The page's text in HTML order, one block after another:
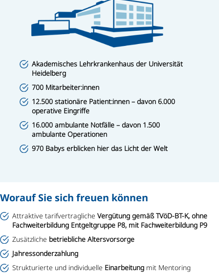
Akademisches Lehrkrankenhaus der Universität
Heidelberg
700 Mitarbeiter:innen
12.500 stationäre Patient:innen – davon 6.000
operative Eingriffe
16.000 ambulante Notfälle – davon 1.500
ambulante Operationen
970 Babys erblicken hier das Licht der Welt
Worauf Sie sich freuen können
Attraktive tarifvertragliche Vergütung gemäß TVöD-BT-K, ohne
Fachweiterbildung Entgeltgruppe P8, mit Fachweiterbildung P9
Zusätzliche betriebliche Altersvorsorge
Jahressonderzahlung
Strukturierte und individuelle Einarbeitung mit Mentoring